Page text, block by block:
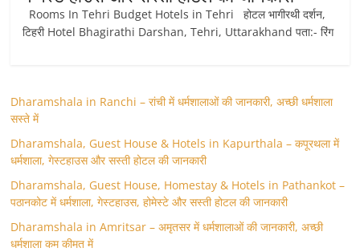
Rooms In Tehri Budget Hotels in Tehri होटल भागीरथी दर्शन,
टिहरी Hotel Bhagirathi Darshan, Tehri, Uttarakhand पता:- रिंग
Dharamshala in Ranchi – रांची में धर्मशालाओं की जानकारी, अच्छी धर्मशाला
सस्ते में
Dharamshala, Guest House & Hotels in Kapurthala – कपूरथला में
धर्मशाला, गेस्टहाउस और सस्ती होटल की जानकारी
Dharamshala, Guest House, Homestay & Hotels in Pathankot –
पठानकोट में धर्मशाला, गेस्टहाउस, होमेस्टे और सस्ती होटल की जानकारी
Dharamshala in Amritsar – अमृतसर में धर्मशालाओं की जानकारी, अच्छी
धर्मशाला कम कीमत में